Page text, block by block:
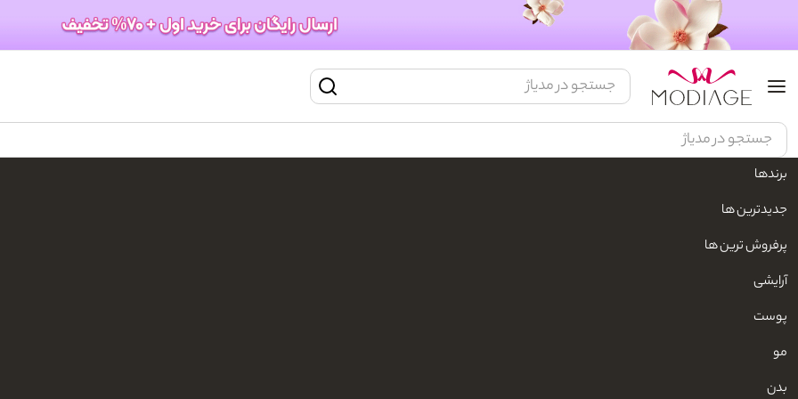
برندها
جدیدترین ها
پرفروش ترین ها
آرایشی
پوست
مو
بدن
روغن مو